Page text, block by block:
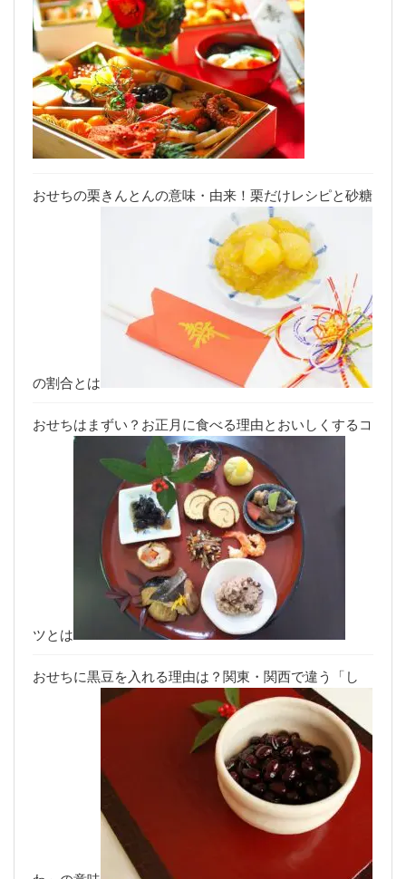
おせちの栗きんとんの意味・由来！栗だけレシピと砂糖
の割合とは
おせちはまずい？お正月に食べる理由とおいしくするコ
ツとは
おせちに黒豆を入れる理由は？関東・関西で違う「し